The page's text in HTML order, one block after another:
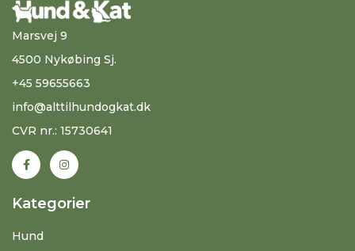
Marsvej 9
4500 Nykøbing Sj.
+45 59655663
info@alttilhundogkat.dk
CVR nr.: 15730641
Kategorier
Hund